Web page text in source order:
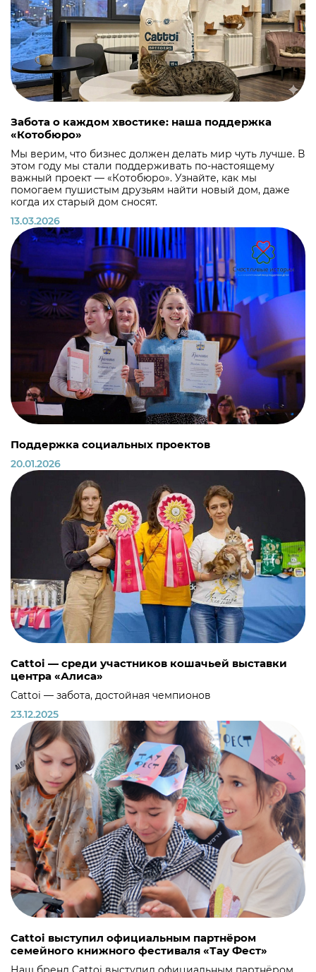
Забота о каждом хвостике: наша поддержка
«Котобюро»
Мы верим, что бизнес должен делать мир чуть лучше. В
этом году мы стали поддерживать по-настоящему
важный проект — «Котобюро». Узнайте, как мы
помогаем пушистым друзьям найти новый дом, даже
когда их старый дом сносят.
13.03.2026
Поддержка социальных проектов
20.01.2026
Cattoi — среди участников кошачьей выставки
центра «Алиса»
Cattoi — забота, достойная чемпионов
23.12.2025
Cattoi выступил официальным партнёром
семейного книжного фестиваля «Тау Фест»